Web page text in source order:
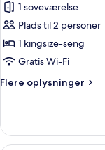
1 soveværelse
Plads til 2 personer
1 kingsize-seng
Gratis Wi-Fi
Flere oplysninger
Flere
suite